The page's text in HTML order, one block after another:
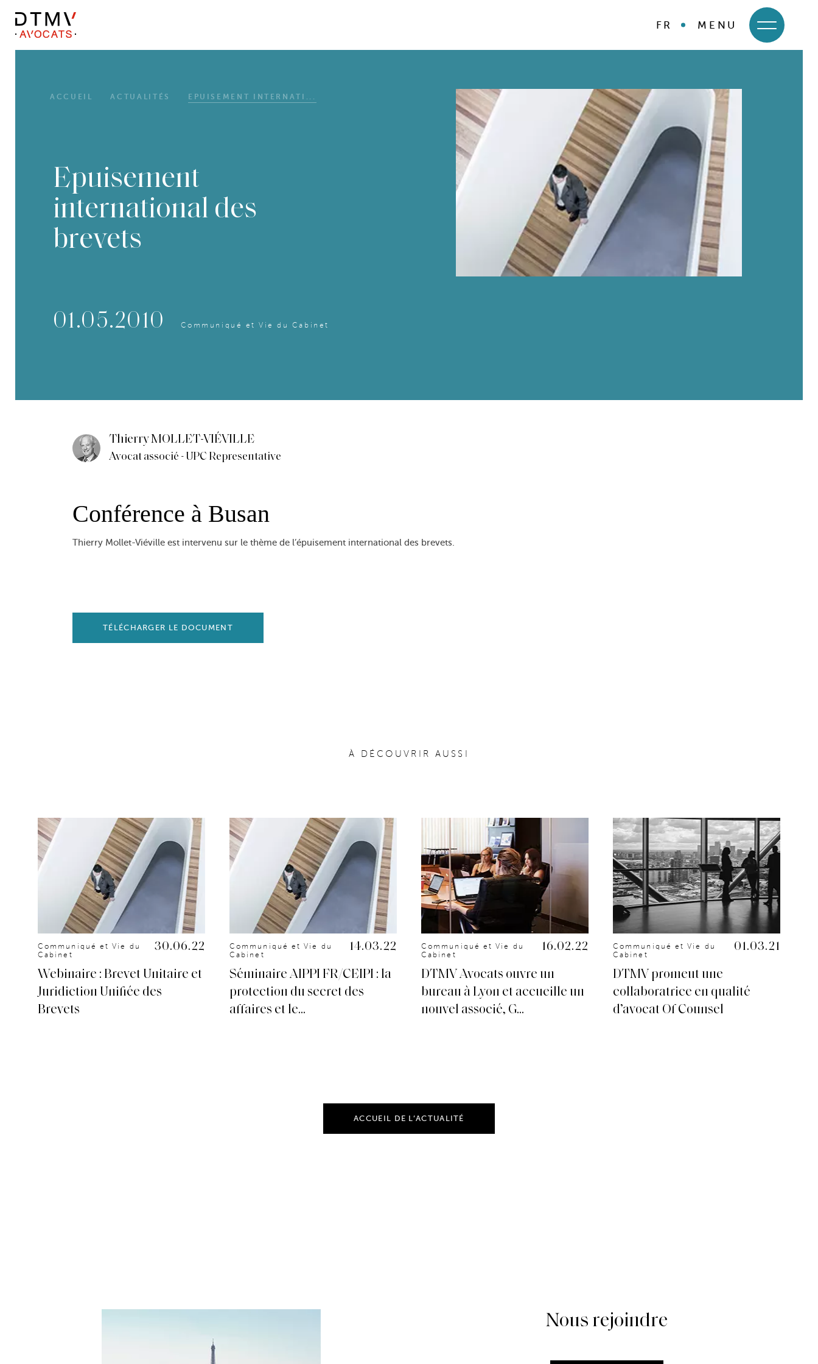
FR MENU
ACCUEIL ACTUALITÉS EPUISEMENT INTERNATI...
Epuisement
international des
brevets
01.05.2010 Communiqué et Vie du Cabinet
Thierry MOLLET-VIÉVILLE
Avocat associé - UPC Representative
Conférence à Busan
Thierry Mollet-Viéville est intervenu sur le thème de l’épuisement international des brevets.
TÉLÉCHARGER LE DOCUMENT
À DÉCOUVRIR AUSSI
Communiqué et Vie du
Cabinet
30.06.22
Webinaire : Brevet Unitaire et
Juridiction Unifiée des
Brevets
Communiqué et Vie du
Cabinet
14.03.22
Séminaire AIPPI FR/CEIPI : la
protection du secret des
affaires et le...
Communiqué et Vie du
Cabinet
16.02.22
DTMV Avocats ouvre un
bureau à Lyon et accueille un
nouvel associé, G...
Communiqué et Vie du
Cabinet
01.03.21
DTMV promeut une
collaboratrice en qualité
d’avocat Of Counsel
ACCUEIL DE L’ACTUALITÉ
Nous rejoindre